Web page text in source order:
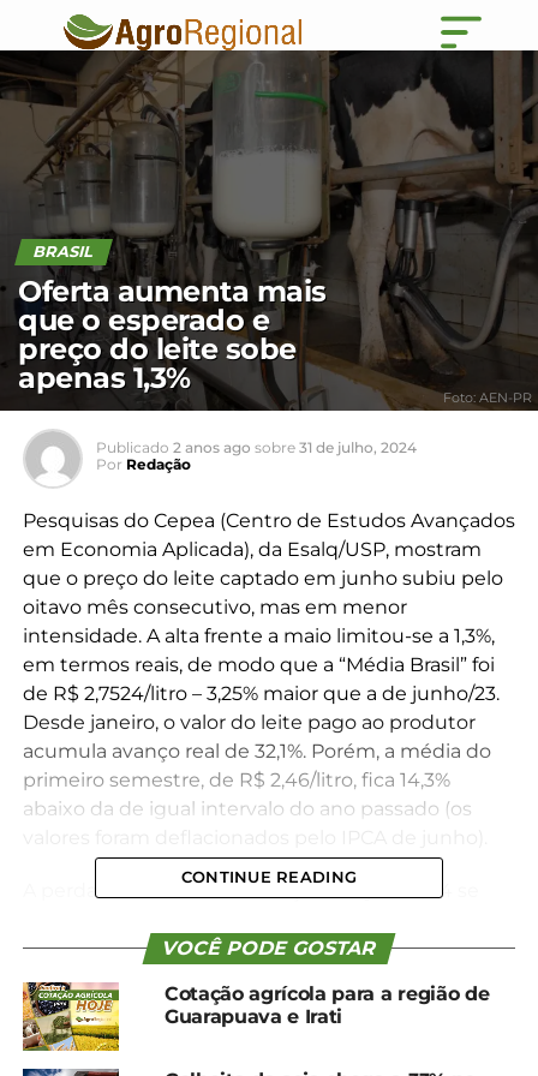
BRASIL
Oferta aumenta mais
que o esperado e
preço do leite sobe
apenas 1,3%
Foto: AEN-PR
Publicado 2 anos ago sobre 31 de julho, 2024
Por Redação
Pesquisas do Cepea (Centro de Estudos Avançados
em Economia Aplicada), da Esalq/USP, mostram
que o preço do leite captado em junho subiu pelo
oitavo mês consecutivo, mas em menor
intensidade. A alta frente a maio limitou-se a 1,3%,
em termos reais, de modo que a “Média Brasil” foi
de R$ 2,7524/litro – 3,25% maior que a de junho/23.
Desde janeiro, o valor do leite pago ao produtor
acumula avanço real de 32,1%. Porém, a média do
primeiro semestre, de R$ 2,46/litro, fica 14,3%
abaixo da de igual intervalo do ano passado (os
A perda no ritmo de valorização em junho/24 se
esperado da oferta nacional. Mesmo com o atraso
da safra no Sul e com a seca no Sudeste e no
Centro-Oeste, a produção de leite vem se
recuperando devido a investimentos de
produtores na nutrição do rebanho, estimulados
CONTINUE READING
VOCÊ PODE GOSTAR
Cotação agrícola para a região de
Guarapuava e Irati